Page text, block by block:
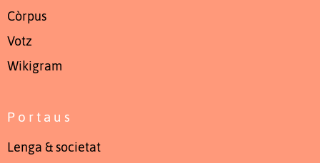
Còrpus
Votz
Wikigram
Portaus
Lenga & societat